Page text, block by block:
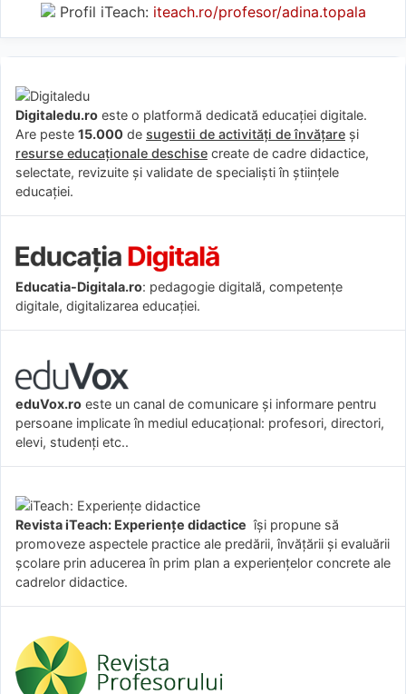
Profil iTeach: iteach.ro/profesor/adina.topala
Digitaledu.ro este o platformă dedicată educației digitale.
Are peste 15.000 de sugestii de activități de învățare și
resurse educaționale deschise create de cadre didactice,
selectate, revizuite și validate de specialiști în științele
educației.
Educatia-Digitala.ro: pedagogie digitală, competențe
digitale, digitalizarea educației.
eduVox.ro este un canal de comunicare și informare pentru
persoane implicate în mediul educațional: profesori, directori,
elevi, studenți etc..
Revista iTeach: Experienţe didactice îşi propune să
promoveze aspectele practice ale predării, învăţării şi evaluării
şcolare prin aducerea în prim plan a experienţelor concrete ale
cadrelor didactice.